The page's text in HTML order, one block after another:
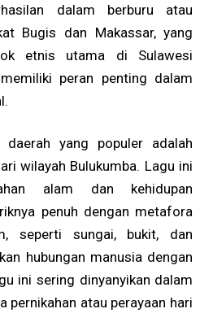
dalam berburu atau
Bugis dan Makassar, yang
etnis utama di Sulawesi
peran penting dalam
yang populer adalah
wilayah Bulukumba. Lagu ini
alam dan kehidupan
penuh dengan metafora
seperti sungai, bukit, dan
hubungan manusia dengan
ini sering dinyanyikan dalam
pernikahan atau perayaan hari